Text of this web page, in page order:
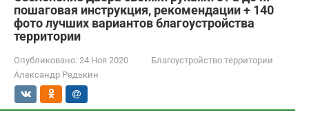
пошаговая инструкция, рекомендации + 140
фото лучших вариантов благоустройства
территории
Опубликовано: 24 Ноя 2020
Благоустройство территории
Александр Редькин